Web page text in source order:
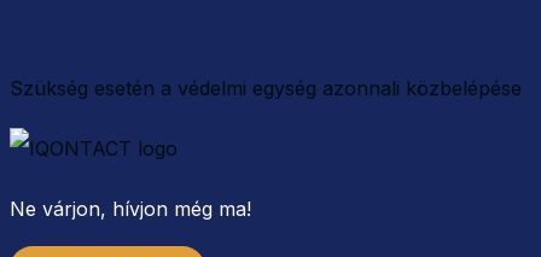
Szükség esetén a védelmi egység azonnali közbelépése
Ne várjon, hívjon még ma!